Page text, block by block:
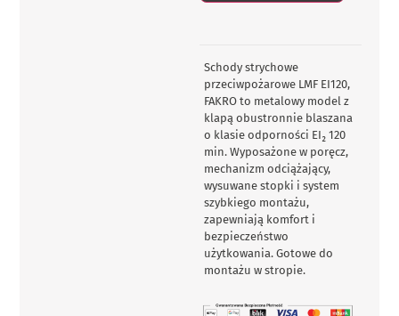
Schody strychowe
przeciwpożarowe LMF EI120,
FAKRO to metalowy model z
klapą obustronnie blaszana
o klasie odporności EI₂ 120
min. Wyposażone w poręcz,
mechanizm odciążający,
wysuwane stopki i system
szybkiego montażu,
zapewniają komfort i
bezpieczeństwo
użytkowania. Gotowe do
montażu w stropie.